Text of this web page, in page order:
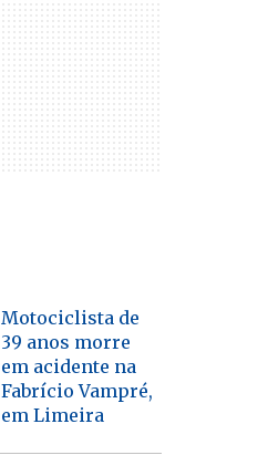
Motociclista de
39 anos morre
em acidente na
Fabrício Vampré,
em Limeira